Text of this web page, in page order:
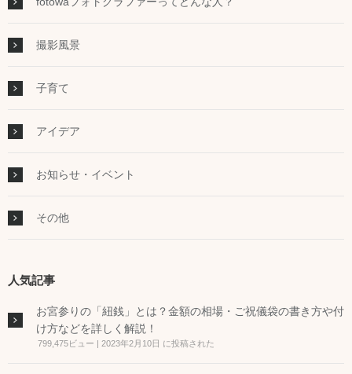
撮影風景
子育て
アイデア
お知らせ・イベント
その他
人気記事
お宮参りの「紐銭」とは？金額の相場・ご祝儀袋の書き方や付
け方などを詳しく解説！
799,475ビュー 2023年2月10日 に投稿された